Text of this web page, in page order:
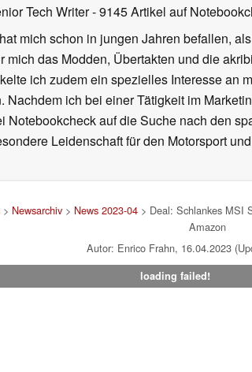
Tech Writer- 9145 Artikel auf
mich schon in jungen Jahren befallen,
mich das Modden, Übertakten und die
ich zudem ein spezielles Interesse an
Nachdem ich bei einer Tätigkeit im
auf die Suche nach den
Leidenschaft für den Motorsport
> Newsarchiv > News 2023-04 > Deal: Schlankes MSI
Amazon
Autor: Enrico Frahn, 16.04.2023
loading failed!